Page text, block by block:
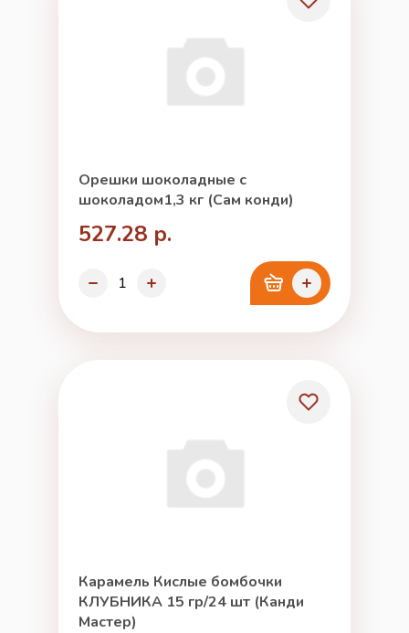
Орешки шоколадные с
шоколадом1,3 кг (Сам конди)
527.28 р.
Карамель Кислые бомбочки
КЛУБНИКА 15 гр/24 шт (Канди
Мастер)